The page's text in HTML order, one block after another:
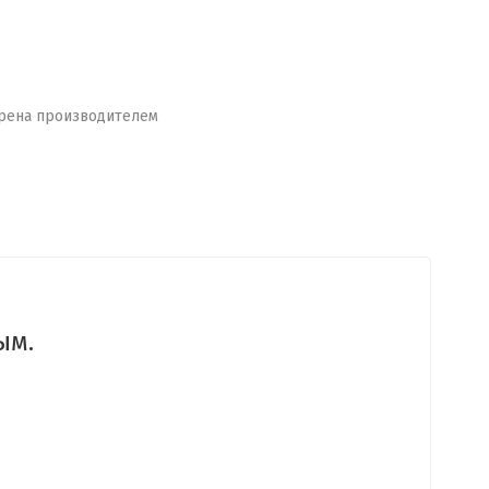
производителем